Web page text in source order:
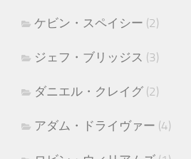
ケビン・スペイシー (2)
ジェフ・ブリッジス (3)
ダニエル・クレイグ (2)
アダム・ドライヴァー (4)